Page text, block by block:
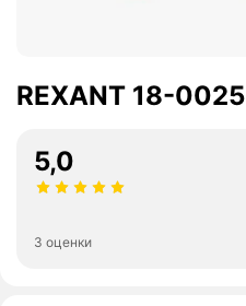
REXANT 18-0025
5,0
3 оценки